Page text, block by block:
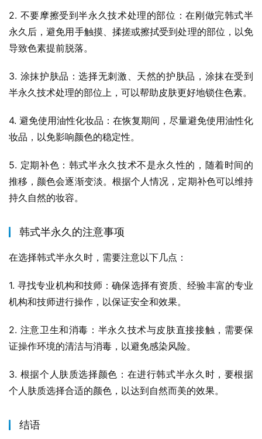
2. 不要摩擦受到半永久技术处理的部位：在刚做完韩式半
永久后，避免用手触摸、揉搓或擦拭受到处理的部位，以免
导致色素提前脱落。
3. 涂抹护肤品：选择无刺激、天然的护肤品，涂抹在受到
半永久技术处理的部位上，可以帮助皮肤更好地锁住色素。
4. 避免使用油性化妆品：在恢复期间，尽量避免使用油性化
妆品，以免影响颜色的稳定性。
5. 定期补色：韩式半永久技术不是永久性的，随着时间的
推移，颜色会逐渐变淡。根据个人情况，定期补色可以维持
持久自然的妆容。
韩式半永久的注意事项
在选择韩式半永久时，需要注意以下几点：
1. 寻找专业机构和技师：确保选择有资质、经验丰富的专业
机构和技师进行操作，以保证安全和效果。
2. 注意卫生和消毒：半永久技术与皮肤直接接触，需要保
证操作环境的清洁与消毒，以避免感染风险。
3. 根据个人肤质选择颜色：在进行韩式半永久时，要根据
个人肤质选择合适的颜色，以达到自然而美的效果。
结语